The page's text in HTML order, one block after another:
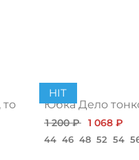
HIT
Юбка Дело
1 200 ₽ 1 068 ₽
44 46 48 52 54